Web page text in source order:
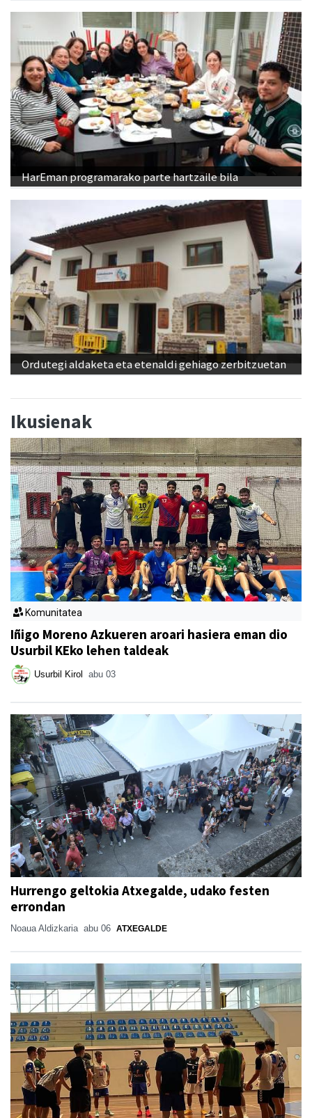
HarEman programarako parte hartzaile bila
Ordutegi aldaketa eta etenaldi gehiago zerbitzuetan
Ikusienak
Komunitatea
Iñigo Moreno Azkueren aroari hasiera eman dio
Usurbil KEko lehen taldeak
Usurbil Kirol abu 03
Hurrengo geltokia Atxegalde, udako festen
errondan
Noaua Aldizkaria abu 06 ATXEGALDE